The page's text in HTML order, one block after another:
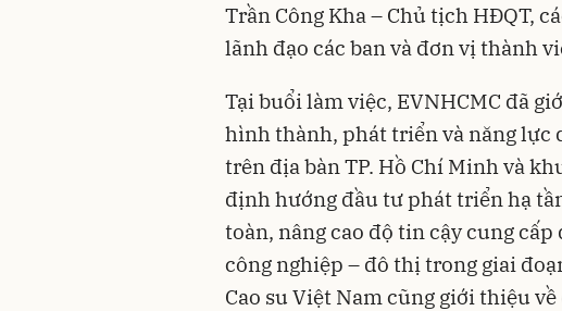
Trần Công Kha – Chủ tịch HĐQT,
lãnh đạo các ban và đơn vị thành
Tại buổi làm việc, EVNHCMC đã
hình thành, phát triển và năng lực
trên địa bàn TP. Hồ Chí Minh và
định hướng đầu tư phát triển hạ
toàn, nâng cao độ tin cậy cung
công nghiệp – đô thị trong giai
Cao su Việt Nam cũng giới thiệu